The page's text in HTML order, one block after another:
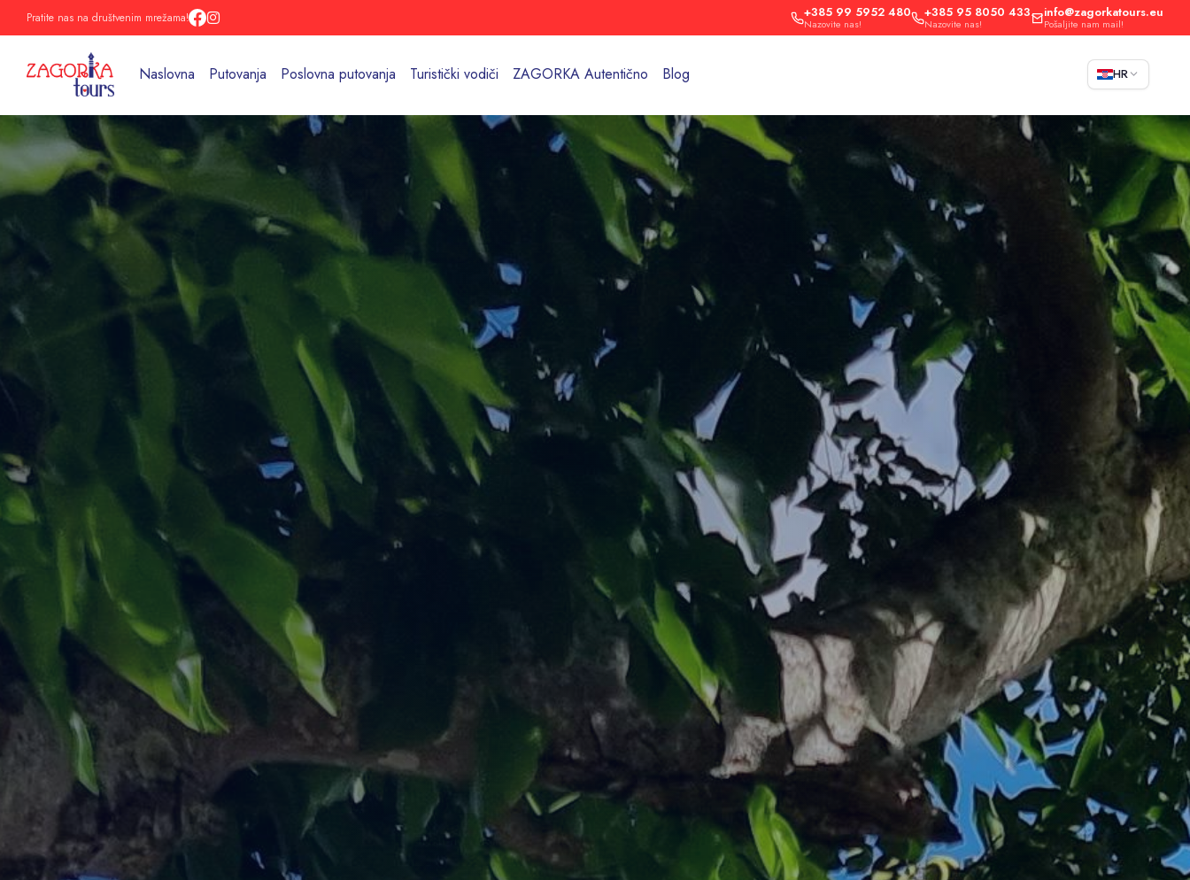
Pratite nas na društvenim mrežama! +385 99 5952 480
Nazovite nas!
+385 95 8050 433
Nazovite nas!
info@zagorkatours.eu
Pošaljite nam mail!
Naslovna Putovanja Poslovna putovanja Turistički vodiči ZAGORKA Autentično Blog HR